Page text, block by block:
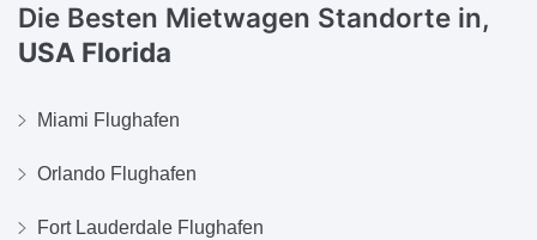
Die Besten Mietwagen Standorte in,
USA Florida
Miami Flughafen
Orlando Flughafen
Fort Lauderdale Flughafen